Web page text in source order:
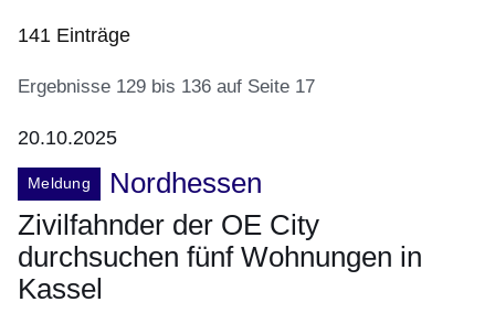
141 Einträge
Ergebnisse 129 bis 136 auf Seite 17
:141
Ergebnisse:Ergebnisse
129
136
auf
20.10.2025
Meldung
Nordhessen
Zivilfahnder der OE City
durchsuchen fünf Wohnungen in
Kassel